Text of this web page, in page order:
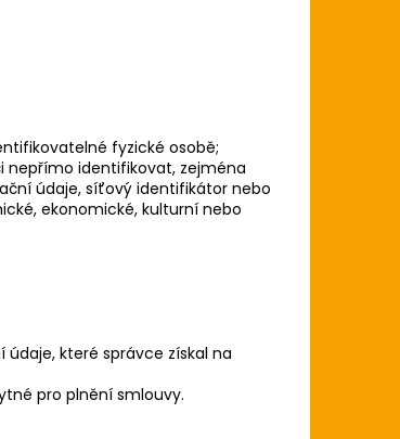
fyzické osobě;
nepřímo identifikovat, zejména
údaje, síťový identifikátor nebo
ekonomické, kulturní nebo
které správce získal na
pro plnění smlouvy.